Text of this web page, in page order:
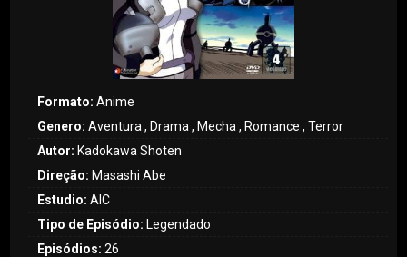
Formato: Anime
Genero: Aventura , Drama , Mecha , Romance , Terror
Autor: Kadokawa Shoten
Direção: Masashi Abe
Estudio: AIC
Tipo de Episódio: Legendado
Episódios: 26